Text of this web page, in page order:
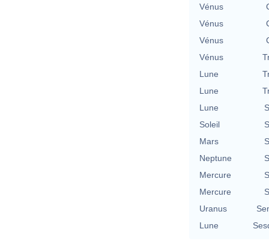
Vénus
Vénus
Vénus
Vénus
Lune
Lune
Lune
Soleil
Mars
Neptune
Mercure
Mercure
Uranus
Lune